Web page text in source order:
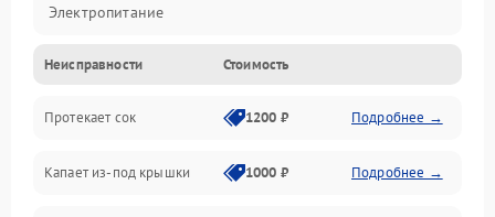
Электропитание
Производительность
Неисправности Стоимость
Протекает сок 1200 ₽ Подробнее →
Капает из-под крышки 1000 ₽ Подробнее →